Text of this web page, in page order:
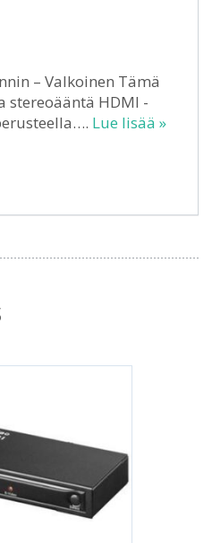
– Valkoinen Tämä
stereoääntä HDMI -
Lue lisää »